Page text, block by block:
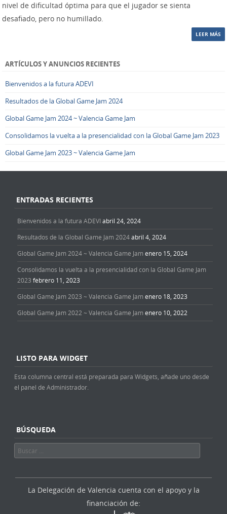
nivel de dificultad óptima para que el jugador se sienta
desafiado, pero no humillado.
LEER MÁS
ARTÍCULOS Y ANUNCIOS RECIENTES
Bienvenidos a la futura ADEVI
Resultados de la Global Game Jam 2024
Global Game Jam 2024 ~ Valencia Game Jam
Consolidamos la vuelta a la presencialidad con la Global Game Jam 2023
Global Game Jam 2023 ~ Valencia Game Jam
ENTRADAS RECIENTES
Bienvenidos a la futura ADEVI abril 24, 2024
Resultados de la Global Game Jam 2024abril 4, 2024
Global Game Jam 2024 ~ Valencia Game Jam enero 15, 2024
Consolidamos la vuelta a la presencialidad con la Global Game Jam
2023 febrero 11, 2023
Global Game Jam 2023 ~ Valencia Game Jam enero 18, 2023
Global Game Jam 2022 ~ Valencia Game Jam enero 10, 2022
LISTO PARA WIDGET
Esta columna central está preparada para Widgets, añade uno desde
el panel de Administrador.
BÚSQUEDA
Buscar
La Delegación de Valencia cuenta con el apoyo y la
financiación de: